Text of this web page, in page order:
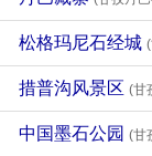
松格玛尼石经城
措普沟风景区 (甘
中国墨石公园 (甘